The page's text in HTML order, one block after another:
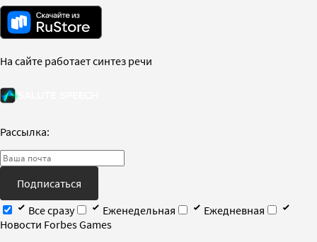
На сайте работает синтез речи
Рассылка:
Подписаться
Все сразу
Еженедельная
Ежедневная
Новости Forbes Games